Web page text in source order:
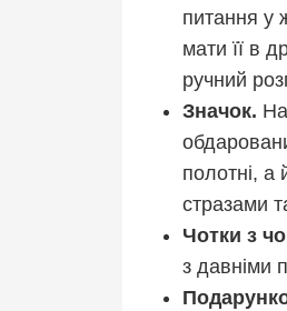
питання у
мати її в
ручний
Значок.
полотні, а
стразами
Чотки з
з давніми